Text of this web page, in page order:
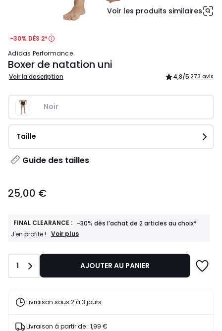
Voir les produits similaires
-30% DÈS 2*
adidas Performance
Boxer de natation uni
Voir la description 4,8/5 273 avis
Noir
Taille
Guide des tailles
€.
25,00 €
FINAL CLEARANCE : -30% dès l’achat de 2 articles au choix*
J'en profite !
FINAL
articles
J'en
Voir plus
Quantité
1 AJOUTER AU PANIER
Livraison sous 2 à 3 jours
Livraison à partir de : 1,99 €